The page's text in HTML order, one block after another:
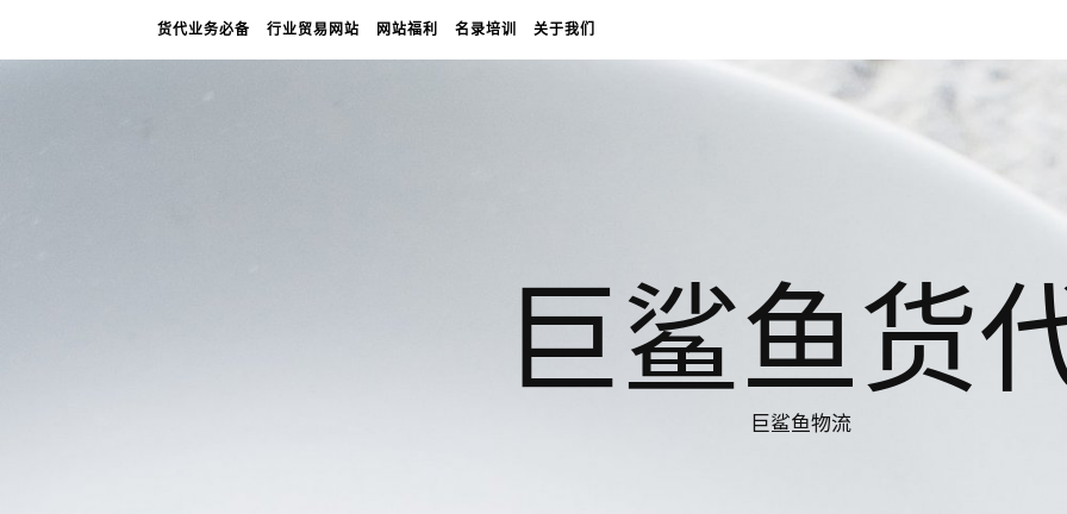
货代业务必备 行业贸易网站 网站福利 名录培训 关于我们
巨鲨鱼货
巨鲨鱼物流